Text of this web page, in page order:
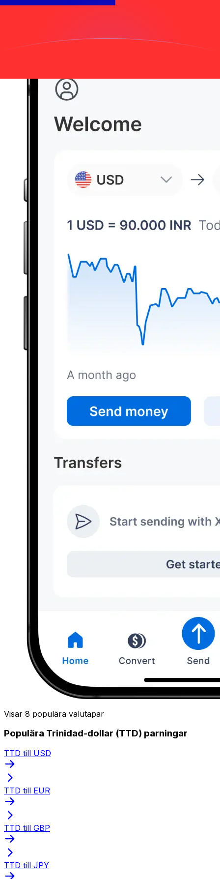
Visar 8 populära valutapar
Populära Trinidad-dollar (TTD) parningar
TTD till USD
TTD till EUR
TTD till GBP
TTD till JPY